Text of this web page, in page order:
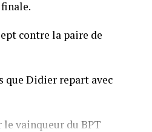
contre la paire de
que Didier repart avec
vainqueur du BPT